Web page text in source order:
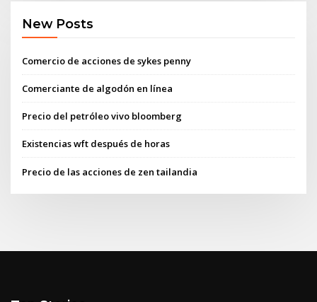
New Posts
Comercio de acciones de sykes penny
Comerciante de algodón en línea
Precio del petróleo vivo bloomberg
Existencias wft después de horas
Precio de las acciones de zen tailandia